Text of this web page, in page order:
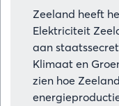
Zeeland heeft
Elektriciteit
aan
Klimaat en
zien hoe